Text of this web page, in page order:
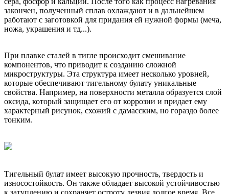
закончен, полученный сплав охлаждают и в дальнейшем
работают с заготовкой для придания ей нужной формы (меча,
ножа, украшения и тд...).
При плавке сталей в тигле происходит смешивание
компонентов, что приводит к созданию сложной
микроструктуры. Эта структура имеет несколько уровней,
которые обеспечивают тигельному булату уникальные
свойства. Например, на поверхности металла образуется слой
оксида, который защищает его от коррозии и придает ему
характерный рисунок, схожий с дамасским, но гораздо более
тонким.
Тигельный булат имеет высокую прочность, твердость и
износостойкость. Он также обладает высокой устойчивостью
к затуплению и сохраняет остроту лезвия долгое время. Все